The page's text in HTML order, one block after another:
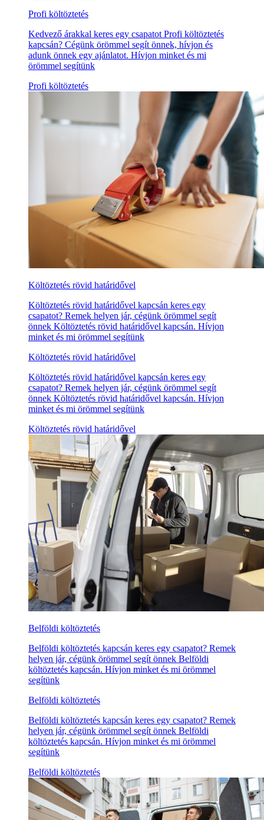
Profi költöztetés
Kedvező árakkal keres egy csapatot Profi költöztetés
kapcsán? Cégünk örömmel segít önnek, hívjon és
adunk önnek egy ajánlatot. Hívjon minket és mi
örömmel segítünk
Profi költöztetés
Költöztetés rövid határidővel
Költöztetés rövid határidővel kapcsán keres egy
csapatot? Remek helyen jár, cégünk örömmel segít
önnek Költöztetés rövid határidővel kapcsán. Hívjon
minket és mi örömmel segítünk
Költöztetés rövid határidővel
Költöztetés rövid határidővel kapcsán keres egy
csapatot? Remek helyen jár, cégünk örömmel segít
önnek Költöztetés rövid határidővel kapcsán. Hívjon
minket és mi örömmel segítünk
Költöztetés rövid határidővel
Belföldi költöztetés
Belföldi költöztetés kapcsán keres egy csapatot? Remek
helyen jár, cégünk örömmel segít önnek Belföldi
költöztetés kapcsán. Hívjon minket és mi örömmel
segítünk
Belföldi költöztetés
Belföldi költöztetés kapcsán keres egy csapatot? Remek
helyen jár, cégünk örömmel segít önnek Belföldi
költöztetés kapcsán. Hívjon minket és mi örömmel
segítünk
Belföldi költöztetés